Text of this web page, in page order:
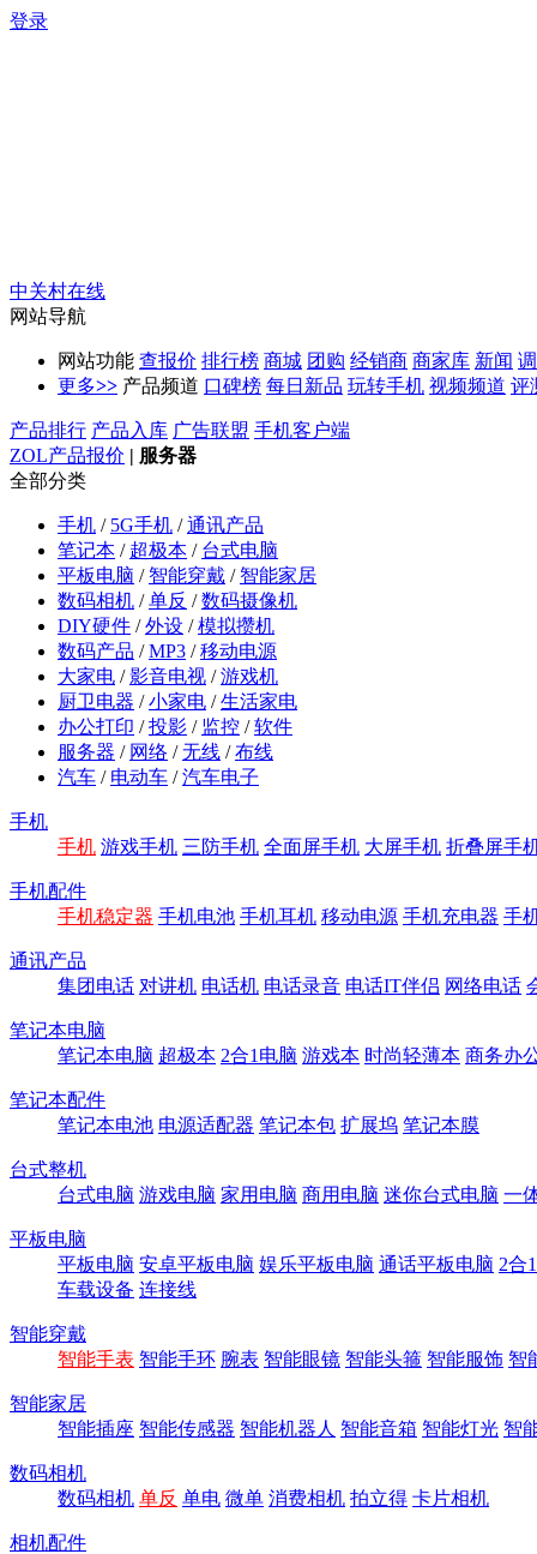
登录
中关村在线
网站导航
网站功能 查报价 排行榜 商城 团购 经销商 商家库 新闻
更多>> 产品频道 口碑榜 每日新品 玩转手机 视频频道 评
产品排行 产品入库 广告联盟 手机客户端
ZOL产品报价 | 服务器
全部分类
手机 / 5G手机 /通讯产品
笔记本 / 超极本 / 台式电脑
平板电脑 / 智能穿戴 / 智能家居
数码相机 /单反 /数码摄像机
DIY硬件 /外设 /模拟攒机
数码产品 /MP3 /移动电源
大家电 /影音电视 /游戏机
厨卫电器 /小家电 /生活家电
办公打印 /投影 / 监控 /软件
服务器 / 网络 /无线 /布线
汽车 / 电动车 /汽车电子
手机
手机 游戏手机 三防手机 全面屏手机 大屏手机 折叠屏手
手机配件
手机稳定器 手机电池 手机耳机 移动电源 手机充电器 手
通讯产品
集团电话 对讲机 电话机 电话录音 电话IT伴侣 网络电话
笔记本电脑
笔记本电脑 超极本 2合1电脑 游戏本 时尚轻薄本 商务办
笔记本配件
笔记本电池 电源适配器 笔记本包 扩展坞 笔记本膜
台式整机
台式电脑 游戏电脑 家用电脑 商用电脑 迷你台式电脑 一
平板电脑
平板电脑 安卓平板电脑 娱乐平板电脑 通话平板电脑 2合
车载设备 连接线
智能穿戴
智能手表 智能手环 腕表 智能眼镜 智能头箍 智能服饰 智
智能家居
智能插座 智能传感器 智能机器人 智能音箱 智能灯光 智
数码相机
数码相机 单反 单电 微单 消费相机 拍立得 卡片相机
相机配件